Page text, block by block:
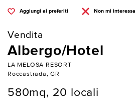
Aggiungi ai preferiti Non mi interessa
Vendita
Albergo/Hotel
LA MELOSA RESORT
Roccastrada, GR
580mq, 20 locali